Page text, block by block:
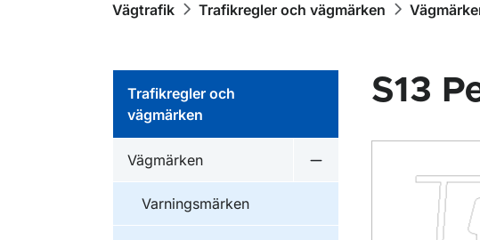
Vägtrafik Trafikregler och vägmärken
Trafikregler och
vägmärken
Vägmärken
Varningsmärken
S13